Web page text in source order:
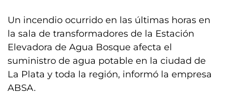
Un incendio ocurrido en las últimas horas en
la sala de transformadores de la Estación
Elevadora de Agua Bosque afecta el
suministro de agua potable en la ciudad de
La Plata y toda la región, informó la empresa
ABSA.